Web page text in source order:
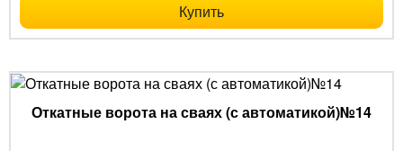
Купить
Откатные ворота на сваях (с автоматикой)№14